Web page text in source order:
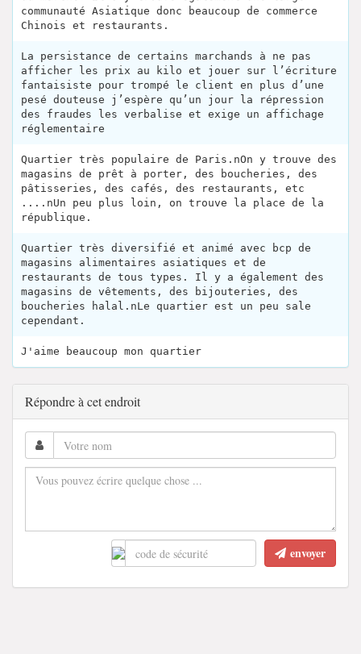
communauté Asiatique donc beaucoup de commerce
Chinois et restaurants.
La persistance de certains marchands à ne pas
afficher les prix au kilo et jouer sur l’écriture
fantaisiste pour trompé le client en plus d’une
pesé douteuse j’espère qu’un jour la répression
des fraudes les verbalise et exige un affichage
réglementaire
Quartier très populaire de Paris.nOn y trouve des
magasins de prêt à porter, des boucheries, des
pâtisseries, des cafés, des restaurants, etc
....nUn peu plus loin, on trouve la place de la
république.
Quartier très diversifié et animé avec bcp de
magasins alimentaires asiatiques et de
restaurants de tous types. Il y a également des
magasins de vêtements, des bijouteries, des
boucheries halal.nLe quartier est un peu sale
cependant.
J'aime beaucoup mon quartier
Répondre à cet endroit
envoyer